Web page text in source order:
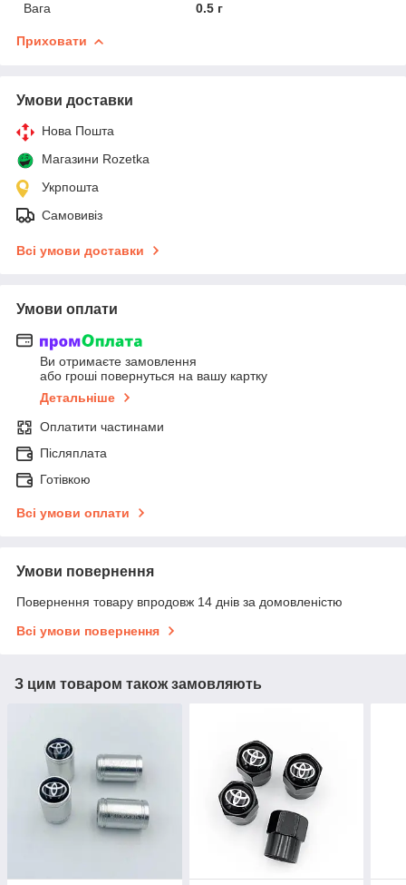
Вага
0.5 г
Приховати
Умови доставки
Нова Пошта
Магазини Rozetka
Укрпошта
Самовивіз
Всі умови доставки
Умови оплати
Ви отримаєте замовлення
або гроші повернуться на вашу картку
Детальніше
Оплатити частинами
Післяплата
Готівкою
Всі умови оплати
Умови повернення
Повернення товару впродовж 14 днів за домовленістю
Всі умови повернення
З цим товаром також замовляють